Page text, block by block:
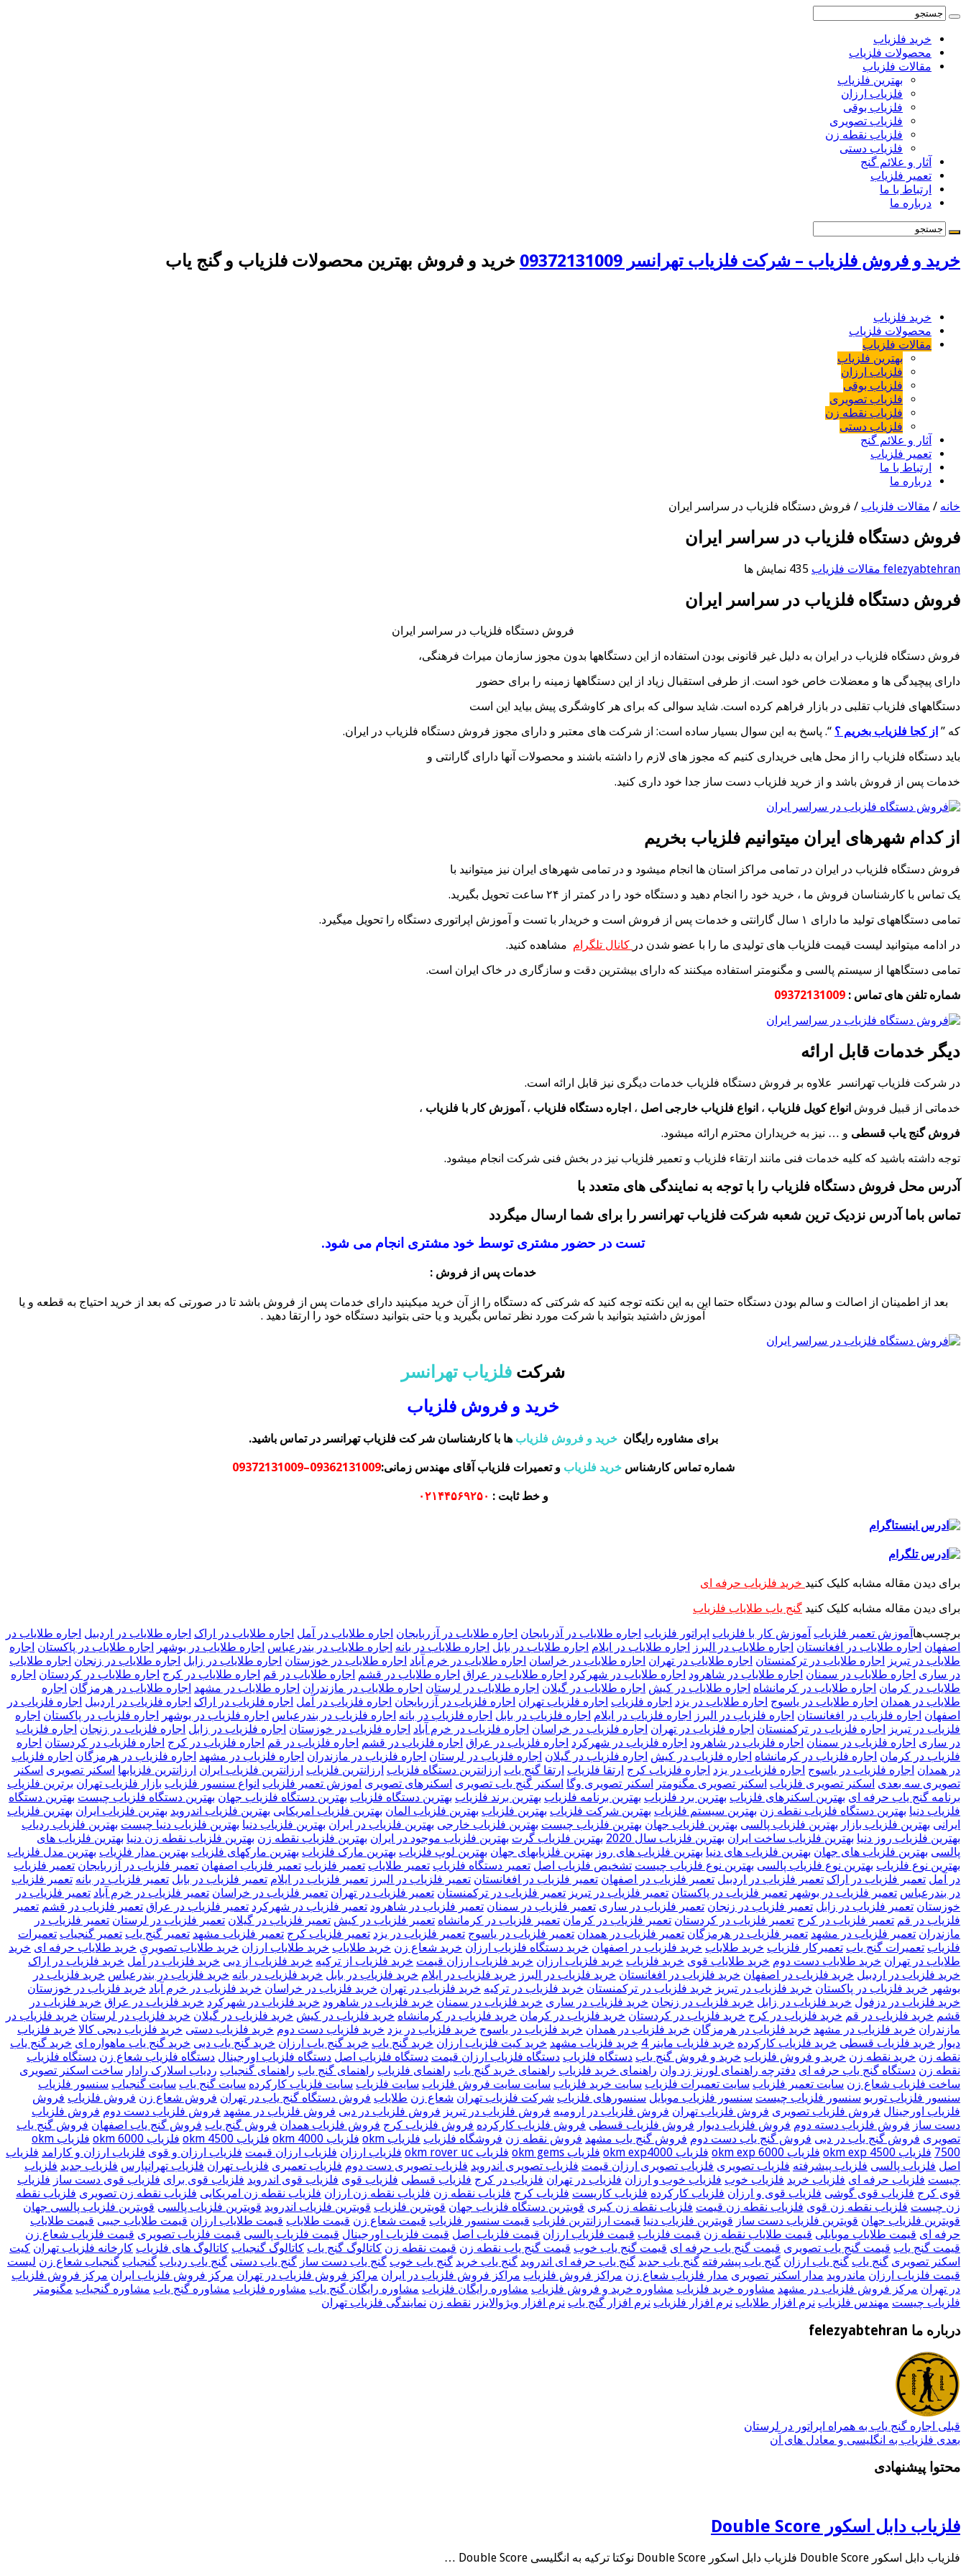
خرید فلزیاب
محصولات فلزیاب
مقالات فلزیاب
بهترین فلزیاب
فلزیاب ارزان
فلزیاب بوقی
فلزیاب تصویری
فلزیاب نقطه زن
فلزیاب دستی
آثار و علائم گنج
تعمیر فلزیاب
ارتباط با ما
درباره ما
خرید و فروش فلزیاب – شرکت فلزیاب تهرانسر 09372131009 خرید و فروش بهترین محصولات فلزیاب و گنج یاب
خرید فلزیاب
محصولات فلزیاب
مقالات فلزیاب
بهترین فلزیاب
فلزیاب ارزان
فلزیاب بوقی
فلزیاب تصویری
فلزیاب نقطه زن
فلزیاب دستی
آثار و علائم گنج
تعمیر فلزیاب
ارتباط با ما
درباره ما
خانه / مقالات فلزیاب / فروش دستگاه فلزیاب در سراسر ایران
فروش دستگاه فلزیاب در سراسر ایران
felezyabtehran مقالات فلزیاب 435 نمایش ها
فروش دستگاه فلزیاب در سراسر ایران
فروش دستگاه فلزیاب در سراسر ایران
فروش دستگاه فلزیاب در ایران به دلیل غیر قانونی بودن استفاده از این دستگاهها بدون مجوز سازمان میراث فرهنگی،
دارای پیچیدگی ها و معضلات خاص خود است. از طرفی استقبال زیاد از این دستگاهها زمینه را برای حضور
دستگاههای فلزیاب تقلبی در بازار فراهم کرده است. شاید سوالی که برای هر کاوشگری پیش بیاید این است
که ” از کجا فلزیاب بخریم ؟ “. پاسخ به این سوال بسیار ساده است: از شرکت های معتبر و دارای مجوز فروش دستگاه فلزیاب در ایران.
باید دستگاه فلزیاب را از محل هایی خریداری کنیم که مجوز های لازم را داشته باشند و محصولات آنها دارای گارانتی و
خدمات پس از فروش باشد و از خرید فلزیاب دست ساز جدا خود داری کنید.
از کدام شهرهای ایران میتوانیم فلزیاب بخریم
فروش دستگاه فلزیاب در ایران در تمامی مراکز استان ها انجام میشود و در تمامی شهرهای ایران نیز میتوانید با
یک تماس با کارشناسان فروش ما ، خرید خود را انجام دهید و دستگاه خود را در کمتر از ۲۴ ساعت تحویل بگیرید.
تمامی دستگاههای تولید ما دارای ۱ سال گارانتی و خدمات پس از فروش است و خریدار با تست و آموزش اپراتوری دستگاه را تحویل میگیرد.
در ادامه میتوانید لیست قیمت فلزیاب های تولیدی ما را با عضو شدن در کانال تلگرام مشاهده کنید.
تمامی دستگاهها از سیستم پالسی و مگنومتر استفاده میکنند که دارای بیشترین دقت و سازگاری در خاک ایران است.
شماره تلفن های تماس :
دیگر خدمات قابل ارائه
در شرکت فلزیاب تهرانسر علاوه بر فروش دستگاه فلزیاب خدمات دیگری نیز قابل ارائه است.
خدماتی از قبیل فروش انواع کویل فلزیاب ، انواع فلزیاب خارجی اصل ، اجاره دستگاه فلزیاب ، آموزش کار با فلزیاب ،
فروش گنج یاب قسطی و … نیز به خریداران محترم ارائه میشود.
توجه داشته باشید که کلیه خدمات فنی مانند ارتقاء فلزیاب و تعمیر فلزیاب نیز در بخش فنی شرکت انجام میشود.
آدرس محل فروش دستگاه فلزیاب را با توجه به نمایندگی های متعدد با
تماس باما آدرس نزدیک ترین شعبه شرکت فلزیاب تهرانسر را برای شما ارسال میگردد
تست در حضور مشتری توسط خود مشتری انجام می شود.
خدمات پس از فروش :
بعد از اطمینان از اصالت و سالم بودن دستگاه حتما این به این نکته توجه کنید که شرکتی که دستگاه را از آن خرید میکینید دارای خدمات پس از فروش باشد تا در صورتی که بعد از خرید احتیاج به قطعه و یا
آموزش داشتید بتوانید با شرکت مورد نظر تماس بگیرید و یا حتی بتوانید دستگاه خود را ارتقا دهید .
شرکت فلزیاب تهرانسر
خرید و فروش فلزیاب
برای مشاوره رایگان خرید و فروش فلزیاب ها با کارشناسان شر کت فلزیاب تهرانسر در تماس باشید.
شماره تماس کارشناسخرید فلزیاب و تعمیرات فلزیاب آقای مهندس زمانی:09362131009–09372131009
و خط ثابت : ۰۲۱۴۴۵۶۹۲۵۰
برای دیدن مقاله مشابه کلیک کنید خرید فلزیاب حرفه ای
برای دیدن مقاله مشابه کلیک کنید گنج یاب طلایاب فلزیاب
برچسب‌ها آموزش تعمیر فلزیاب آموزش کار با فلزیاب اپراتور فلزیاب اجاره طلایاب در آذربایجان اجاره طلایاب در آزربایجان اجاره طلایاب در آمل اجاره طلایاب در اراک اجاره طلایاب در اردبیل اجاره طلایاب در
اصفهان اجاره طلایاب در افغانستان اجاره طلایاب در البرز اجاره طلایاب در ایلام اجاره طلایاب در بابل اجاره طلایاب در بانه اجاره طلایاب در بندرعباس اجاره طلایاب در بوشهر اجاره طلایاب در پاکستان اجاره
طلایاب در تبریز
اجاره طلایاب در ترکمنستان اجاره طلایاب در تهران اجاره طلایاب در خراسان اجاره طلایاب در خرم آباد اجاره طلایاب در خوزستان اجاره طلایاب در زابل اجاره طلایاب در زنجان اجاره طلایاب
در ساری اجاره طلایاب در سمنان اجاره طلایاب در شاهرود اجاره طلایاب در شهرکرد اجاره طلایاب در عراق اجاره طلایاب در قشم اجاره طلایاب در قم اجاره طلایاب در کرج اجاره طلایاب در کردستان اجاره
طلایاب در کرمان اجاره طلایاب در کرمانشاه اجاره طلایاب در کیش اجاره طلایاب در گیلان اجاره طلایاب در لرستان اجاره طلایاب در مازندران اجاره طلایاب در مشهد اجاره طلایاب در هرمزگان اجاره
طلایاب در همدان اجاره طلایاب در یاسوج اجاره طلایاب در یزد اجاره فلزیاب اجاره فلزیاب تهران اجاره فلزیاب در آزربایجان اجاره فلزیاب در آمل اجاره فلزیاب در اراک اجاره فلزیاب در اردبیل اجاره فلزیاب در
اصفهان اجاره فلزیاب در افغانستان اجاره فلزیاب در البرز اجاره فلزیاب در ایلام اجاره فلزیاب در بابل اجاره فلزیاب در بانه اجاره فلزیاب در بندرعباس اجاره فلزیاب در بوشهر اجاره فلزیاب در پاکستان اجاره
فلزیاب در تبریز
اجاره فلزیاب در ترکمنستان اجاره فلزیاب در تهران اجاره فلزیاب در خراسان اجاره فلزیاب در خرم آباد اجاره فلزیاب در خوزستان اجاره فلزیاب در زابل اجاره فلزیاب در زنجان اجاره فلزیاب
در ساری اجاره فلزیاب در سمنان اجاره فلزیاب در شاهرود اجاره فلزیاب در شهرکرد اجاره فلزیاب در عراق اجاره فلزیاب در قشم اجاره فلزیاب در قم اجاره فلزیاب در کرج اجاره فلزیاب در کردستان اجاره
فلزیاب در کرمان اجاره فلزیاب در کرمانشاه اجاره فلزیاب در کیش اجاره فلزیاب در گیلان اجاره فلزیاب در لرستان اجاره فلزیاب در مازندران اجاره فلزیاب در مشهد اجاره فلزیاب در هرمزگان اجاره فلزیاب
در همدان اجاره فلزیاب در یاسوج اجاره فلزیاب در یزد اجاره فلزیاب کرج ارتقا فلزیاب ارتقا گنج یاب ارزانترین دستگاه فلزیاب ارزانترین فلزیاب ارزانترین فلزیاب ایران ارزانترین فلزیابها اسکنر تصویری اسکنر
تصویری سه بعدی اسکنر تصویری فلزیاب اسکنر تصویری مگنومتر اسکنر تصویری وگا اسکنر گنج یاب تصویری اسکنرهای تصویری اموزش تعمیر فلزیاب انواع سنسور فلزیاب بازار فلزیاب تهران برترین فلزیاب
برنامه گنج یاب حرفه ای بهترین اسکنرهای فلزیاب بهترین برد فلزیاب بهترین برنامه فلزیاب بهترین برند فلزیاب بهترین دستگاه فلزیاب بهترین دستگاه فلزیاب جهان بهترین دستگاه فلزیاب چیست بهترین دستگاه
فلزیاب دنیا بهترین دستگاه فلزیاب نقطه زن بهترین سیستم فلزیاب بهترین شرکت فلزیاب بهترین فلزیاب بهترین فلزیاب المان بهترین فلزیاب امریکایی بهترین فلزیاب اندروید بهترین فلزیاب ایران بهترین فلزیاب
ایرانی بهترین فلزیاب بازار بهترین فلزیاب پالسی بهترین فلزیاب جهان بهترین فلزیاب چیست بهترین فلزیاب خارجی بهترین فلزیاب در ایران بهترین فلزیاب دنیا بهترین فلزیاب دنیا چیست بهترین فلزیاب ردیاب
بهترین فلزیاب روز دنیا بهترین فلزیاب ساخت ایران بهترین فلزیاب سال 2020 بهترین فلزیاب گرت بهترین فلزیاب موجود در ایران بهترین فلزیاب نقطه زن بهترین فلزیاب نقطه زن دنیا بهترین فلزیاب های
پالسی بهترین فلزیاب های جهان بهترین فلزیاب های دنیا بهترین فلزیاب های روز بهترین فلزیابهای جهان بهترین لوپ فلزیاب بهترین مارک فلزیاب بهترین مارکهای فلزیاب بهترین مدار فلزیاب بهترین مدل فلزیاب
بهترین نوع فلزیاب بهترین نوع فلزیاب پالسی بهترین نوع فلزیاب چیست تشخیص فلزیاب اصل تعمیر دستگاه فلزیاب تعمیر طلایاب تعمیر فلزیاب تعمیر فلزیاب اصفهان تعمیر فلزیاب در آزربایجان تعمیر فلزیاب
در آمل تعمیر فلزیاب در اراک تعمیر فلزیاب در اردبیل تعمیر فلزیاب در اصفهان تعمیر فلزیاب در افغانستان تعمیر فلزیاب در البرز تعمیر فلزیاب در ایلام تعمیر فلزیاب در بابل تعمیر فلزیاب در بانه تعمیر فلزیاب
در بندرعباس تعمیر فلزیاب در بوشهر تعمیر فلزیاب در پاکستان تعمیر فلزیاب در تبریز تعمیر فلزیاب در ترکمنستان تعمیر فلزیاب در تهران تعمیر فلزیاب در خراسان تعمیر فلزیاب در خرم آباد تعمیر فلزیاب در
خوزستان تعمیر فلزیاب در زابل تعمیر فلزیاب در زنجان تعمیر فلزیاب در ساری تعمیر فلزیاب در سمنان تعمیر فلزیاب در شاهرود تعمیر فلزیاب در شهرکرد تعمیر فلزیاب در عراق تعمیر فلزیاب در قشم تعمیر
فلزیاب در قم تعمیر فلزیاب در کرج تعمیر فلزیاب در کردستان تعمیر فلزیاب در کرمان تعمیر فلزیاب در کرمانشاه تعمیر فلزیاب در کیش تعمیر فلزیاب در گیلان تعمیر فلزیاب در لرستان تعمیر فلزیاب در
مازندران تعمیر فلزیاب در مشهد تعمیر فلزیاب در هرمزگان تعمیر فلزیاب در همدان تعمیر فلزیاب در یاسوج تعمیر فلزیاب در یزد تعمیر فلزیاب کرج تعمیر فلزیاب مشهد تعمیر گنج یاب تعمیر گنجیاب تعمیرات
فلزیاب تعمیرات گنج یاب تعمیرکار فلزیاب خريد طلاياب خريد فلزياب در اصفهان خرید دستگاه فلزیاب ارزان خرید شعاع زن خرید طلایاب خرید طلایاب ارزان خرید طلایاب تصویری خرید طلایاب حرفه ای خرید
طلایاب در تهران خرید طلایاب دست دوم خرید طلایاب قوی خرید فلزیاب خرید فلزیاب ارزان خرید فلزیاب ارزان قیمت خرید فلزیاب از ترکیه خرید فلزیاب از دبی خرید فلزیاب در آمل خرید فلزیاب در اراک
خرید فلزیاب در اردبیل خرید فلزیاب در اصفهان خرید فلزیاب در افغانستان خرید فلزیاب در البرز خرید فلزیاب در ایلام خرید فلزیاب در بابل خرید فلزیاب در بانه خرید فلزیاب در بندرعباس خرید فلزیاب در
بوشهر خرید فلزیاب در پاکستان خرید فلزیاب در تبریز خرید فلزیاب در ترکمنستان خرید فلزیاب در ترکیه خرید فلزیاب در تهران خرید فلزیاب در خراسان خرید فلزیاب در خرم آباد خرید فلزیاب در خوزستان
خرید فلزیاب در دزفول خرید فلزیاب در زابل خرید فلزیاب در زنجان خرید فلزیاب در ساری خرید فلزیاب در سمنان خرید فلزیاب در شاهرود خرید فلزیاب در شهرکرد خرید فلزیاب در عراق خرید فلزیاب در
قشم خرید فلزیاب در قم خرید فلزیاب در کرج خرید فلزیاب در کردستان خرید فلزیاب در کرمان خرید فلزیاب در کرمانشاه خرید فلزیاب در کیش خرید فلزیاب در گیلان خرید فلزیاب در لرستان خرید فلزیاب در
مازندران خرید فلزیاب در مشهد خرید فلزیاب در هرمزگان خرید فلزیاب در همدان خرید فلزیاب در یاسوج خرید فلزیاب در یزد خرید فلزیاب دست دوم خرید فلزیاب دستی خرید فلزیاب دیجی کالا خرید فلزیاب
دیوار خرید فلزیاب قسطی خرید فلزیاب کارکرده خرید فلزیاب ماینر 4 خرید فلزیاب مشهد خرید کیت فلزیاب ارزان خرید گنج یاب خرید گنج یاب ارزان خرید گنج یاب دبی خرید گنج یاب ماهواره ای خرید گنج یاب
نقطه زن خرید نقطه زن خرید و فروش فلزیاب خرید و فروش گنج یاب دستگاه فلزیاب دستگاه فلزیاب ارزان قیمت دستگاه فلزیاب اصل دستگاه فلزیاب اورجینال دستگاه فلزیاب شعاع زن دستگاه فلزیاب
نقطه زن دستگاه گنج یاب حرفه ای دفترچه راهنمای لورنز زد وان راهنمای خرید فلزیاب راهنمای خرید گنج یاب راهنمای فلزیاب راهنمای گنج یاب راهنمای گنجیاب ردیاب اسلارک رادار ساخت اسکنر تصویری
ساخت فلزیاب شعاع زن سایت تعمیر فلزیاب سایت تعمیرات فلزیاب سایت خرید فلزیاب سایت سایت فروش فلزیاب سایت فلزیاب سایت فلزیاب کارکرده سایت گنج یاب سایت گنجیاب سنسور فلزیاب
سنسور فلزیاب توربو سنسور فلزیاب چیست سنسور فلزیاب موبایل سنسورهای فلزیاب شرکت فلزیاب تهران شعاع زن طلایاب فروش دستگاه گنج یاب در تهران فروش شعاع زن فروش فلزیاب فروش
فلزیاب اورجینال فروش فلزیاب تصویری فروش فلزیاب تهران فروش فلزیاب در ارومیه فروش فلزیاب در تبریز فروش فلزیاب در دبی فروش فلزیاب در مشهد فروش فلزیاب دست دوم فروش فلزیاب
دست ساز فروش فلزیاب دسته دوم فروش فلزیاب دیوار فروش فلزیاب قسطی فروش فلزیاب کارکرده فروش فلزیاب کرج فروش فلزیاب همدان فروش گنج یاب فروش گنج یاب اصفهان فروش گنج یاب
تصویری فروش گنج یاب در دبی فروش گنج یاب دست دوم فروش گنج یاب مشهد فروش نقطه زن فروشگاه فلزیاب فلزیاب okm فلزیاب okm 4000 فلزیاب okm 4500 فلزیاب okm 6000
فلزیاب okm
7500 فلزیاب okm exp 4500 فلزیاب okm exp 6000 فلزیاب okm exp4000 فلزیاب okm gems فلزیاب okm rover uc فلزیاب ارزان فلزیاب ارزان قیمت فلزیاب ارزان و قوی فلزیاب ارزان و کارامد فلزیاب
اصل فلزیاب پالسی فلزیاب پیشرفته فلزیاب تصویری فلزیاب تصویری ارزان قیمت فلزیاب تصویری اندروید فلزیاب تصویری دست دوم فلزیاب تعمیری فلزیاب تهران فلزیاب تهرانپارس فلزیاب جدید فلزیاب
چیست فلزیاب حرفه ای فلزیاب خرید فلزیاب خوب فلزیاب خوب و ارزان فلزیاب در تهران فلزیاب در کرج فلزیاب قسطی فلزیاب قوی فلزیاب قوی اندروید فلزیاب قوی برای فلزیاب قوی دست ساز فلزیاب
قوی کرج فلزیاب قوی گوشی فلزیاب قوی و ارزان فلزیاب کارکرده فلزیاب کاریست فلزیاب کرج فلزیاب نقطه زن فلزیاب نقطه زن ارزان فلزیاب نقطه زن امریکایی فلزیاب نقطه زن تصویری فلزیاب نقطه
زن چیست فلزیاب نقطه زن قوی فلزیاب نقطه زن قیمت فلزیاب نقطه زن کبری قویترین دستگاه فلزیاب جهان قویترین فلزیاب قویترین فلزیاب اندروید قویترین فلزیاب پالسی قویترین فلزیاب پالسی جهان
قویترین فلزیاب جهان قویترین فلزیاب دست ساز قویترین فلزیاب دنیا قیمت ارزانترین فلزیاب قیمت سنسور فلزیاب قیمت شعاع زن قیمت طلایاب قیمت طلایاب ارزان قیمت طلایاب جیبی قیمت طلایاب
حرفه ای قیمت طلایاب موبایلی قیمت طلایاب نقطه زن قیمت فلزیاب قیمت فلزیاب ارزان قیمت فلزیاب اصل قیمت فلزیاب اورجینال قیمت فلزیاب پالسی قیمت فلزیاب تصویری قیمت فلزیاب شعاع زن
قیمت گنج یاب قیمت گنج یاب تصویری قیمت گنج یاب حرفه ای قیمت گنج یاب خوب قیمت گنج یاب نقطه زن قیمت نقطه زن کاتالوگ گنج یاب کاتالوگ گنجیاب کاتالوگ های فلزیاب کارخانه فلزیاب تهران کیت
اسکنر تصویری گنج یاب گنج یاب ارزان گنج یاب پیشرفته گنج یاب جدید گنج یاب حرفه ای اندروید گنج یاب خرید گنج یاب خوب گنج یاب دست ساز گنج یاب دستی گنج یاب ردیاب گنجیاب گنجیاب شعاع زن لیست
قیمت فلزیاب ارزان ماندروید مدار اسکنر تصویری مدار فلزیاب شعاع زن مراکز فروش فلزیاب مراکز فروش فلزیاب در ایران مراکز فروش فلزیاب در تهران مرکز فروش فلزیاب ایران مرکز فروش فلزیاب
در تهران مرکز فروش فلزیاب در مشهد مشاوره خرید فلزیاب مشاوره خرید و فروش فلزیاب مشاوره رایگان فلزیاب مشاوره رایگان گنج یاب مشاوره فلزیاب مشاوره گنج یاب مشاوره گنجیاب مگنومتر
فلزیاب چیست مهندس فلزیاب نرم افزار طلایاب نرم افزار فلزیاب نرم افزار گنج یاب نرم افزار ویژوالایزر نقطه زن نمایندگی فلزیاب تهران
درباره ما felezyabtehran
قبلی اجاره گنج یاب به همراه اپراتور در لرستان
بعدی فلزیاب به انگلیسی و معادل های آن
محتوا پیشنهادی
فلزیاب دابل اسکور Double Score
فلزیاب دابل اسکور Double Score فلزیاب دابل اسکور Double Score نوکتا ترکیه به انگلیسی Double Score …